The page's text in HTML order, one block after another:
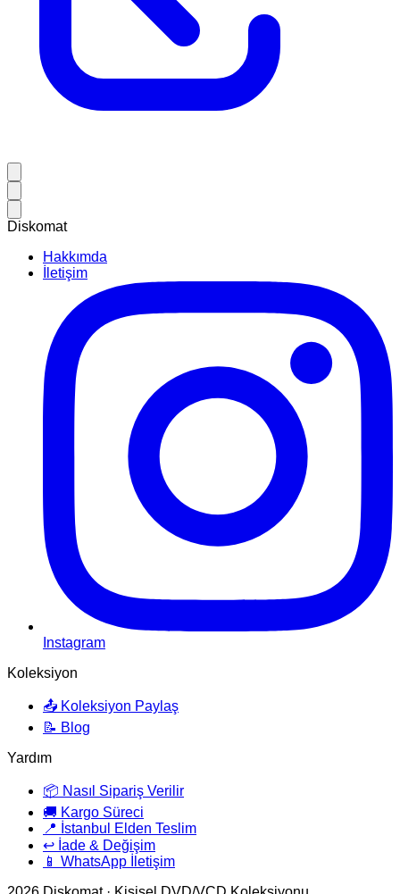
Diskomat
Hakkımda
İletişim
Instagram
Koleksiyon
📤 Koleksiyon Paylaş
📝 Blog
Yardım
📦 Nasıl Sipariş Verilir
🚚 Kargo Süreci
📍 İstanbul Elden Teslim
↩️ İade & Değişim
📱 WhatsApp İletişim